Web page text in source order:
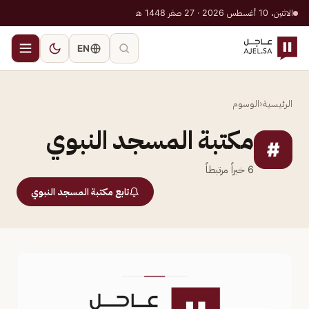
الاثنين، 10 أغسطس 2026 · 27 صفر 1448 هـ
EN
الرئيسية‹الوسوم
# مكتبة المسجد النبوي
6 خبراً مرتبطاً
تابع مكتبة المسجد النبوي